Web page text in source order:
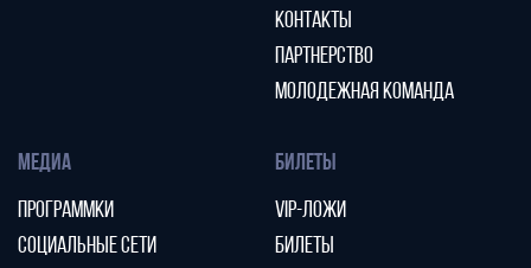
КОНТАКТЫ
ПАРТНЕРСТВО
МОЛОДЕЖНАЯ КОМАНДА
МЕДИА
ПРОГРАММКИ
СОЦИАЛЬНЫЕ СЕТИ
БИЛЕТЫ
VIP-ЛОЖИ
БИЛЕТЫ